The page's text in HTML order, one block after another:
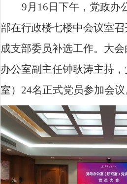
9 月 16 日下午，党政办
部在行政楼七楼中会议室
成支部委员补选工作。大
办公室副主任钟耿涛主持
室） 24名正式党员参加会议